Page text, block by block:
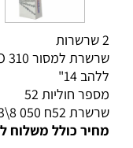
2 שרשרות
שרשרת למסור ECHO 310
ללהב 14"
מספר חוליות 52
שרשרת 52ח 050 8\3
מחיר כולל משלוח